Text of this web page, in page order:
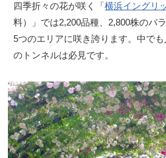
四季折々の花が咲く「横浜イングリ
料）」では2,200品種、2,800株のバ
5つのエリアに咲き誇ります。中で
のトンネルは必見です。